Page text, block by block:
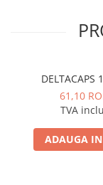
DELTACAPS
61,10
TVA
ADAUGA IN